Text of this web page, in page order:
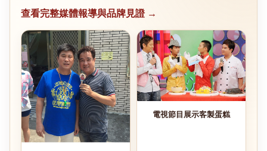
查看完整媒體報導與品牌見證 →
電視節目展示客製蛋糕